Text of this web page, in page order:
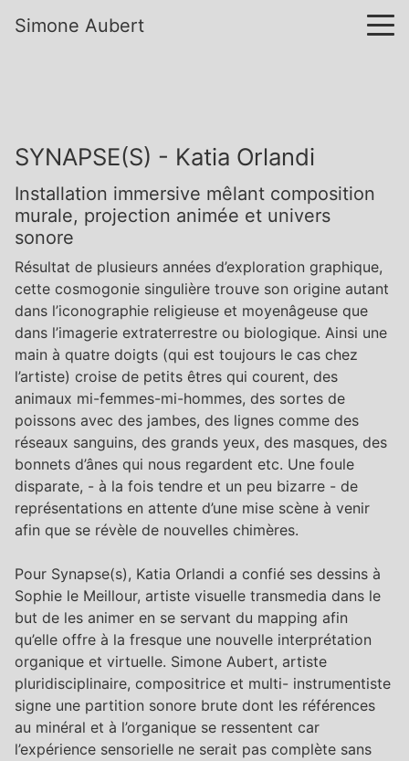
Simone Aubert
SYNAPSE(S) - Katia Orlandi
Installation immersive mêlant composition
murale, projection animée et univers
sonore
Résultat de plusieurs années d’exploration graphique,
cette cosmogonie singulière trouve son origine autant
dans l’iconographie religieuse et moyenâgeuse que
dans l’imagerie extraterrestre ou biologique. Ainsi une
main à quatre doigts (qui est toujours le cas chez
l’artiste) croise de petits êtres qui courent, des
animaux mi-femmes-mi-hommes, des sortes de
poissons avec des jambes, des lignes comme des
réseaux sanguins, des grands yeux, des masques, des
bonnets d’ânes qui nous regardent etc. Une foule
disparate, - à la fois tendre et un peu bizarre - de
représentations en attente d’une mise scène à venir
afin que se révèle de nouvelles chimères.
Pour Synapse(s), Katia Orlandi a confié ses dessins à
Sophie le Meillour, artiste visuelle transmedia dans le
but de les animer en se servant du mapping afin
qu’elle offre à la fresque une nouvelle interprétation
organique et virtuelle. Simone Aubert, artiste
pluridisciplinaire, compositrice et multi- instrumentiste
signe une partition sonore brute dont les références
au minéral et à l’organique se ressentent car
l’expérience sensorielle ne serait pas complète sans